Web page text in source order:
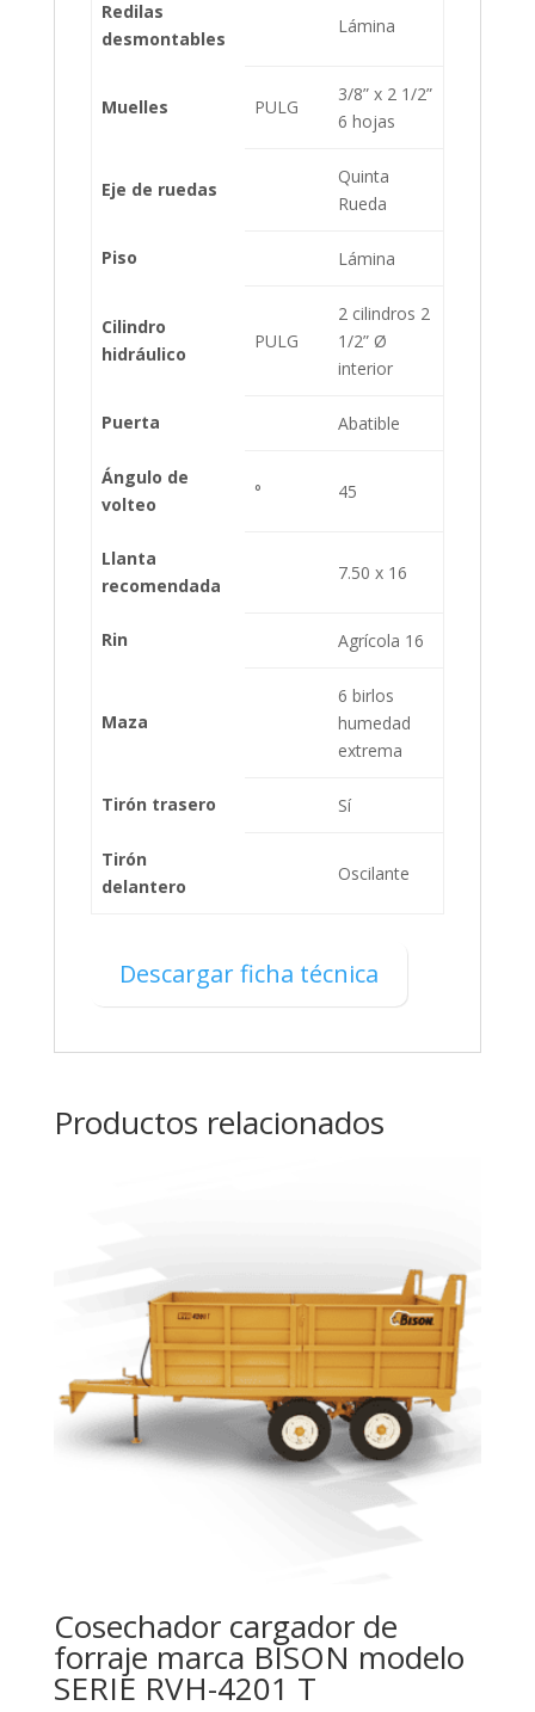
Redilas
desmontables
Lámina
Muelles PULG
3/8” x 2 1/2”
6 hojas
Eje de ruedas
Quinta
Rueda
Piso Lámina
Cilindro
hidráulico
PULG
2 cilindros 2
1/2” Ø
interior
Puerta Abatible
Ángulo de
volteo
° 45
Llanta
recomendada
7.50 x 16
Rin Agrícola 16
Maza
6 birlos
humedad
extrema
Tirón trasero Sí
Tirón
delantero
Oscilante
Descargar ficha técnica
Productos relacionados
Cosechador cargador de
forraje marca BISON modelo
SERIE RVH-4201 T